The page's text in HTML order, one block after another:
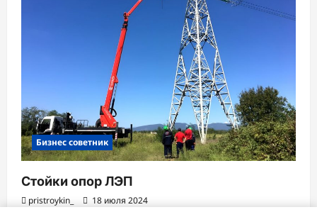
Бизнес советник
Стойки опор ЛЭП
pristroykin_ 18 июля 2024